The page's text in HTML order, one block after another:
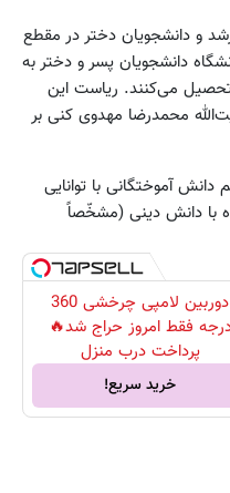
و دانشجویان دختر در مقطع
دانشجویان پسر و دختر به
می‌کنند. ریاست این
محمدرضا مهدوی کنی بر
آموختگانی با توانایی
با دانش دینی (مشخّصاً
دوربین لامپی چرخشی 360
فقط امروز حراج شد🔥
پرداخت درب منزل
خرید سریع!